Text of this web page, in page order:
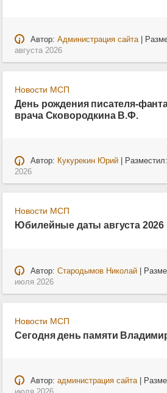
Автор: Администрация сайта|
августа 2026
Новости МСП
День рождения писателя-
врача Сковородкина В.Ф.
Автор: Кукурекин Юрий| Разместил:
2026
Новости МСП
Юбилейные даты августа 2026
Автор: Стародымов Николай|
июля 2026
Новости МСП
Сегодня день памяти
Автор: администрация сайта|